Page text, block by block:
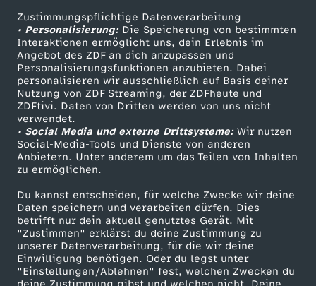
Zustimmungspflichtige Datenverarbeitung
• Personalisierung:Die Speicherung von bestimmten
Interaktionen ermöglicht uns, dein Erlebnis im
Angebot des ZDF an dich anzupassen und
Personalisierungsfunktionen anzubieten. Dabei
personalisieren wir ausschließlich auf Basis deiner
Nutzung von ZDF Streaming, der ZDFheute und
ZDFtivi. Daten von Dritten werden von uns nicht
verwendet.
• Social Media und externe Drittsysteme:Wir nutzen
Social-Media-Tools und Dienste von anderen
Anbietern. Unter anderem um das Teilen von Inhalten
zu ermöglichen.
Du kannst entscheiden, für welche Zwecke wir deine
Daten speichern und verarbeiten dürfen. Dies
betrifft nur dein aktuell genutztes Gerät. Mit
"Zustimmen" erklärst du deine Zustimmung zu
unserer Datenverarbeitung, für die wir deine
Einwilligung benötigen. Oder du legst unter
"Einstellungen/Ablehnen" fest, welchen Zwecken du
Livestreams
Sendungen A-Z
TV-Programm
Zuschauerservice
Hilfe
ZDF Unternehmen
Karriere
ZDF goes Schule
Werbefernsehen
Mainzelmännchen